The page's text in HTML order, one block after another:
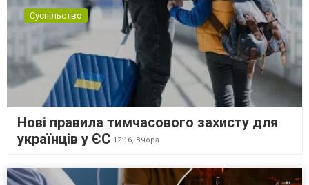
Суспільство
Нові правила тимчасового захисту для
українців у ЄС 12:16, Вчора